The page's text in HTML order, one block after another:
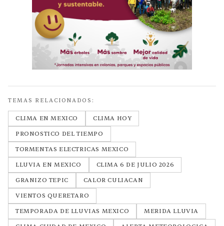
TEMAS RELACIONADOS:
CLIMA EN MEXICO
CLIMA HOY
PRONOSTICO DEL TIEMPO
TORMENTAS ELECTRICAS MEXICO
LLUVIA EN MEXICO
CLIMA 6 DE JULIO 2026
GRANIZO TEPIC
CALOR CULIACAN
VIENTOS QUERETARO
TEMPORADA DE LLUVIAS MEXICO
MERIDA LLUVIA